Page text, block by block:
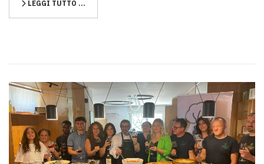
LEGGI TUTTO …